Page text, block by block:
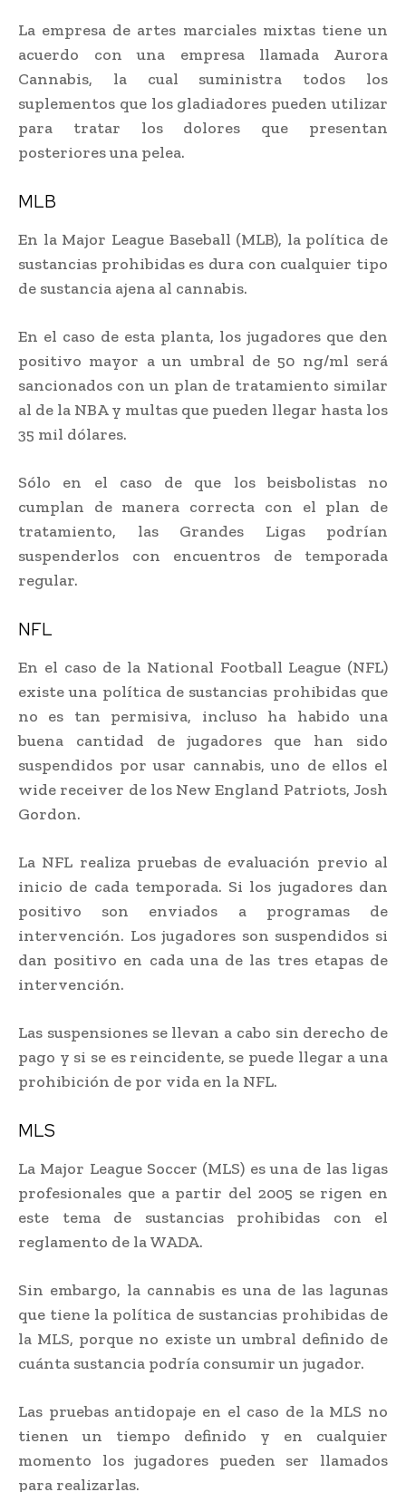
La empresa de artes marciales mixtas tiene un
acuerdo con una empresa llamada Aurora
Cannabis, la cual suministra todos los
suplementos que los gladiadores pueden utilizar
para tratar los dolores que presentan
posteriores una pelea.
MLB
En la Major League Baseball (MLB), la política de
sustancias prohibidas es dura con cualquier tipo
de sustancia ajena al cannabis.
En el caso de esta planta, los jugadores que den
positivo mayor a un umbral de 50 ng/ml será
sancionados con un plan de tratamiento similar
al de la NBA y multas que pueden llegar hasta los
35 mil dólares.
Sólo en el caso de que los beisbolistas no
cumplan de manera correcta con el plan de
tratamiento, las Grandes Ligas podrían
suspenderlos con encuentros de temporada
regular.
NFL
En el caso de la National Football League (NFL)
existe una política de sustancias prohibidas que
no es tan permisiva, incluso ha habido una
buena cantidad de jugadores que han sido
suspendidos por usar cannabis, uno de ellos el
wide receiver de los New England Patriots, Josh
Gordon.
La NFL realiza pruebas de evaluación previo al
inicio de cada temporada. Si los jugadores dan
positivo son enviados a programas de
intervención. Los jugadores son suspendidos si
dan positivo en cada una de las tres etapas de
intervención.
Las suspensiones se llevan a cabo sin derecho de
pago y si se es reincidente, se puede llegar a una
prohibición de por vida en la NFL.
MLS
La Major League Soccer (MLS) es una de las ligas
profesionales que a partir del 2005 se rigen en
este tema de sustancias prohibidas con el
reglamento de la WADA.
Sin embargo, la cannabis es una de las lagunas
que tiene la política de sustancias prohibidas de
la MLS, porque no existe un umbral definido de
cuánta sustancia podría consumir un jugador.
Las pruebas antidopaje en el caso de la MLS no
tienen un tiempo definido y en cualquier
momento los jugadores pueden ser llamados
para realizarlas.